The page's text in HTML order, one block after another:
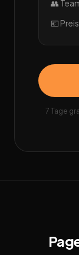
👥
💶
7 Tage